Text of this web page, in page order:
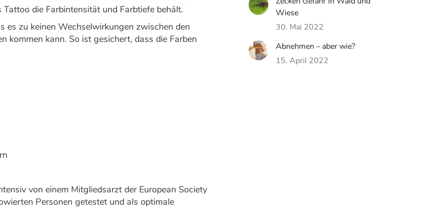
die Farbintensität und Farbtiefe behält.
zu keinen Wechselwirkungen zwischen den
kommen kann. So ist gesichert, dass die Farben
von einem Mitgliedsarzt der European Society
Personen getestet und als optimale
Wiese
30. Mai 2022
Abnehmen – aber wie?
15. April 2022